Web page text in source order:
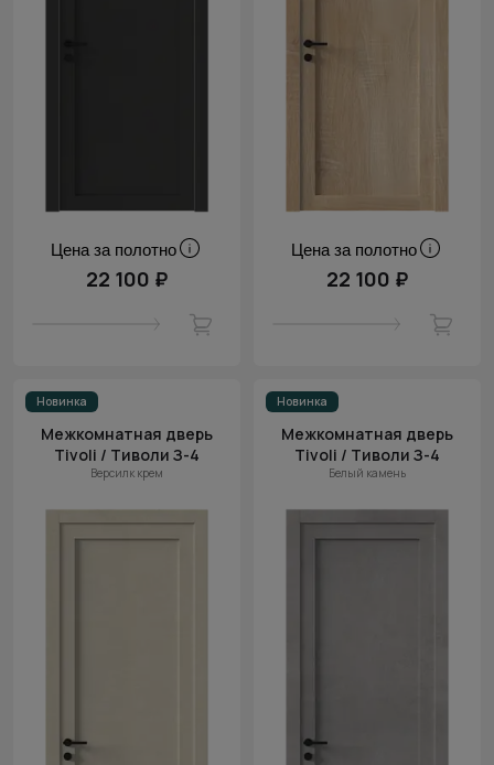
Цена за полотно
22 100 ₽
Цена за полотно
22 100 ₽
Новинка
Межкомнатная дверь
Tivoli / Тиволи З-4
Версилк крем
Новинка
Межкомнатная дверь
Tivoli / Тиволи З-4
Белый камень